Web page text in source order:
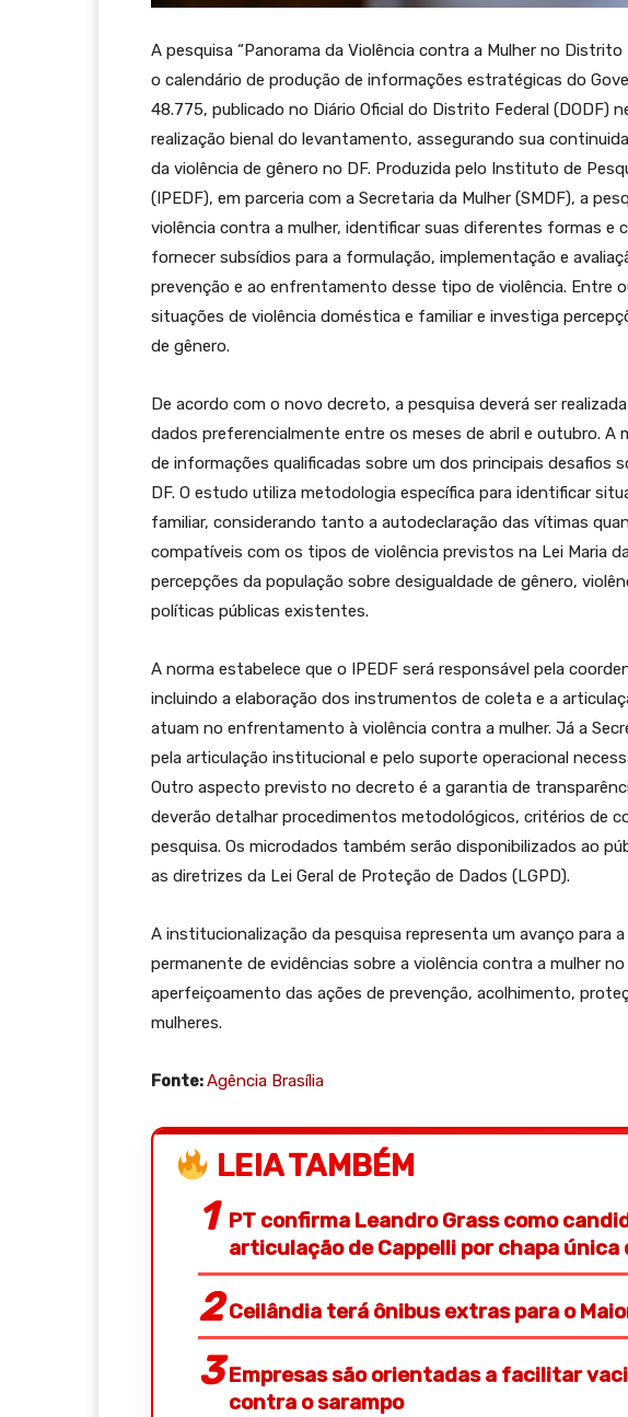
A pesquisa “Panorama da Violência contra a Mulher no
o calendário de produção de informações estratégicas do
48.775, publicado no Diário Oficial do Distrito Federal (DODF)
realização bienal do levantamento, assegurando sua
da violência de gênero no DF. Produzida pelo Instituto de
(IPEDF), em parceria com a Secretaria da Mulher (SMDF), a
violência contra a mulher, identificar suas diferentes formas e
fornecer subsídios para a formulação, implementação e
prevenção e ao enfrentamento desse tipo de violência. Entre
situações de violência doméstica e familiar e investiga
de gênero.
De acordo com o novo decreto, a pesquisa deverá ser
dados preferencialmente entre os meses de abril e outubro. A
de informações qualificadas sobre um dos principais desafios
DF. O estudo utiliza metodologia específica para identificar
familiar, considerando tanto a autodeclaração das vítimas
compatíveis com os tipos de violência previstos na Lei Maria
percepções da população sobre desigualdade de gênero,
políticas públicas existentes.
A norma estabelece que o IPEDF será responsável pela
incluindo a elaboração dos instrumentos de coleta e a
atuam no enfrentamento à violência contra a mulher. Já a
pela articulação institucional e pelo suporte operacional
Outro aspecto previsto no decreto é a garantia de
deverão detalhar procedimentos metodológicos, critérios de
pesquisa. Os microdados também serão disponibilizados ao
as diretrizes da Lei Geral de Proteção de Dados (LGPD).
A institucionalização da pesquisa representa um avanço para
permanente de evidências sobre a violência contra a mulher
aperfeiçoamento das ações de prevenção, acolhimento,
mulheres.
Fonte:Agência Brasília
LEIA TAMBÉM
PT confirma Leandro Grass como
articulação de Cappelli por chapa única
Ceilândia terá ônibus extras para o
Empresas são orientadas a facilitar
contra o sarampo